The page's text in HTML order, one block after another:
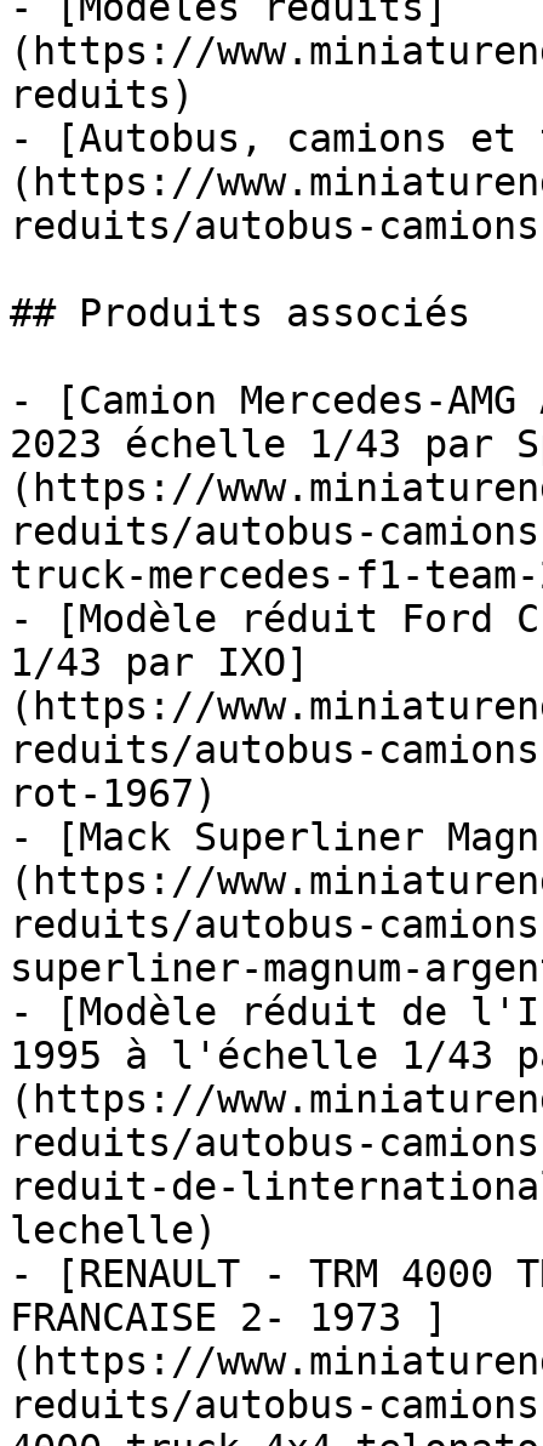
(https://
reduits)
- [Autobus, camions
(https://
reduits/autobus-
## Produits associés
- [Camion Mercedes-
2023 échelle 1/43 par
(https://
reduits/autobus-
truck-mercedes-f1-
- [Modèle réduit Ford
1/43 par IXO]
(https://
reduits/autobus-
rot-1967)
- [Mack Superliner
(https://
reduits/autobus-
superliner-magnum-
- [Modèle réduit de
1995 à l'échelle 1/43
(https://
reduits/autobus-
reduit-de-
lechelle)
- [RENAULT - TRM 4000
FRANCAISE 2- 1973 ]
(https://
reduits/autobus-